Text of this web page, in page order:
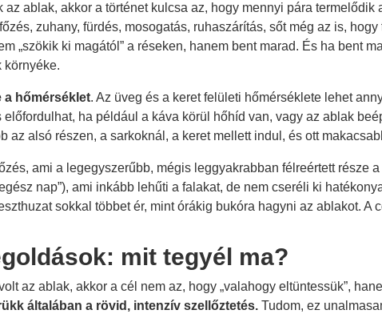
az ablak, akkor a történet kulcsa az, hogy mennyi pára
zuhany, fürdés, mosogatás, ruhaszárítás, sőt még az is,
„szökik ki magától” a réseken, hanem bent marad. És ha
környéke.
a hőmérséklet. Az üveg és a keret felületi hőmérséklete lehet
ha például a káva körül hőhíd van, vagy az ablak
az alsó részen, a sarkoknál, a keret mellett indul, és ott
ami a legegyszerűbb, mégis leggyakrabban félreértett része
nap”), ami inkább lehűti a falakat, de nem cseréli ki
sokkal többet ér, mint órákig bukóra hagyni az ablakot.
mit tegyél ma?
az ablak, akkor a cél nem az, hogy „valahogy eltüntessük”,
általában a rövid, intenzív szellőztetés.Tudom, ez